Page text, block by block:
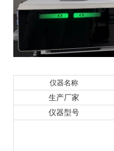
仪器名称
生产厂家
仪器型号